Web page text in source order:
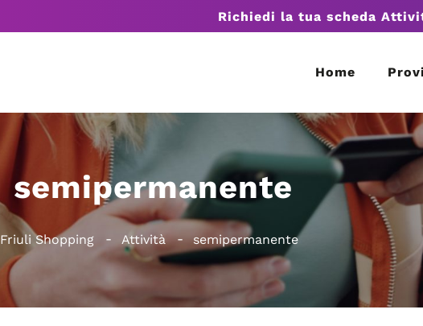
Richiedi la tua scheda
Home
semipermanente
Friuli Shopping Attività semipermanente